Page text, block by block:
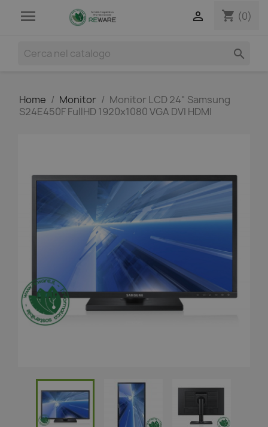
 shopping_cart (0)


Home Monitor
Monitor LCD 24" Samsung
S24E450F FullHD 1920x1080 VGA DVI HDMI